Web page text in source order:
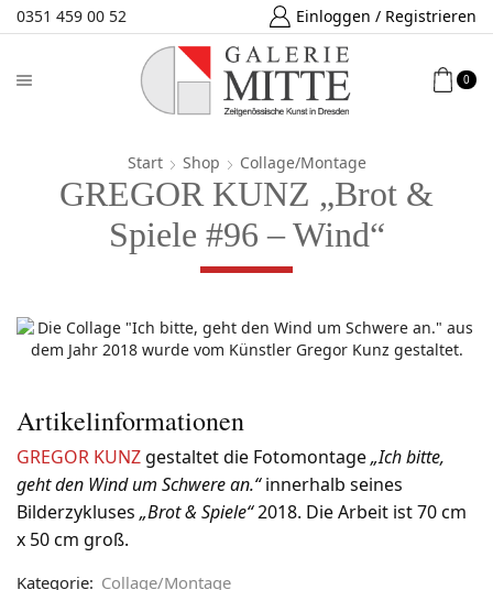
0351 459 00 52 Einloggen / Registrieren
0
Start Shop Collage/Montage
GREGOR KUNZ „Brot &
Spiele #96 – Wind“
Artikelinformationen
GREGOR KUNZ gestaltet die Fotomontage„Ich bitte,
geht den Wind um Schwere an.“innerhalb seines
Bilderzykluses „Brot & Spiele“2018. Die Arbeit ist 70 cm
x 50 cm groß.
Kategorie: Collage/Montage